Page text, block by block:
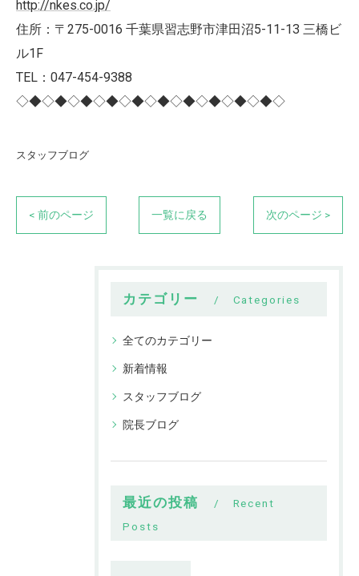
http://nkes.co.jp/
住所：〒275-0016 千葉県習志野市津田沼5-11-13 三橋ビ
ル1F
TEL：047-454-9388
◇◆◇◆◇◆◇◆◇◆◇◆◇◆◇◆◇◆◇◆◇
スタッフブログ
< 前のページ 一覧に戻る 次のページ >
カテゴリー Categories
全てのカテゴリー
新着情報
スタッフブログ
院長ブログ
最近の投稿
Recent
Posts